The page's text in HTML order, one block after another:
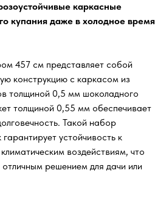
каркасные
купания даже в холодное время
457 см представляет собой
конструкцию с каркасом из
толщиной 0,5 мм шоколадного
толщиной 0,55 мм обеспечивает
Такой набор
устойчивость к
воздействиям, что
решением для дачи или